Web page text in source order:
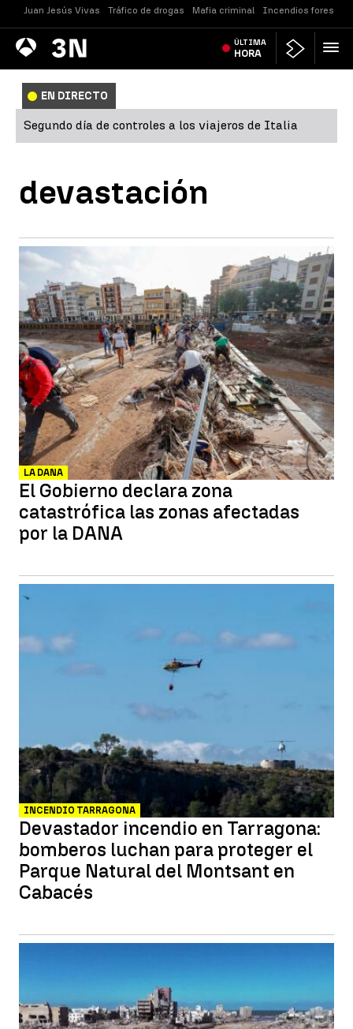
Juan Jesús Vivas Tráfico de drogas Mafia criminal Incendios
Antena
3 Noticias ÚLTIMA
HORA
EN DIRECTO
Segundo día de controles a los viajeros de Italia
devastación
LA DANA
El Gobierno declara zona
catastrófica las zonas afectadas
por la DANA
INCENDIO TARRAGONA
Devastador incendio en Tarragona:
bomberos luchan para proteger el
Parque Natural del Montsant en
Cabacés